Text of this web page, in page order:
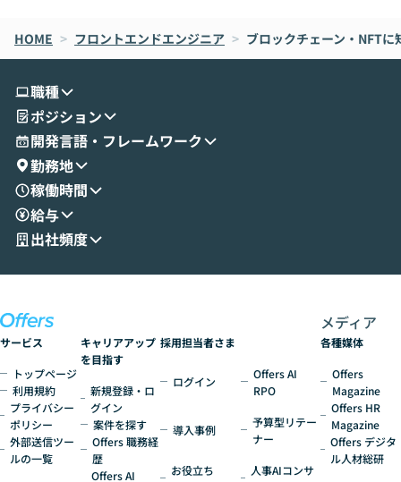
oworkの基本的な機能をご紹介いただきま
す。 続く公開デモでは、実際にCoworkを
せいただきます。数分でワークフローが完
成する手軽さや、Gmail等の外部サービス
とセキュアに連携できるポイントなど、実
演を通じて具体的なイメージをお届けしま
す。 後半のディスカッションでは、セキュ
リティの考え方や社内導入の進め方など、
現場目線でさらに深掘りしていきます。
「自分の業務をAIで自動化してみたいけ
いう方にこそ参加いただきたいイベントで
は、LLMのフル
ント構築の最前
HOME > フロントエンドエンジニア > ブロックチェーン・NFT
職種
ポジション
開発言語・フレームワーク
勤務地
稼働時間
給与
出社頻度
サービス
トップページ
利用規約
プライバシー
ポリシー
外部送信ツー
ルの一覧
キャリアアップ
を目指す
新規登録・ロ
グイン
案件を探す
Offers 職務経
歴
Offers AI
採用担当者さま
ログイン
導入事例
お役立ち
Offers AI
RPO
予算型リテー
ナー
人事AIコンサ
メディア
各種媒体
Offers
Magazine
Offers HR
Magazine
Offers デジタ
ル人材総研